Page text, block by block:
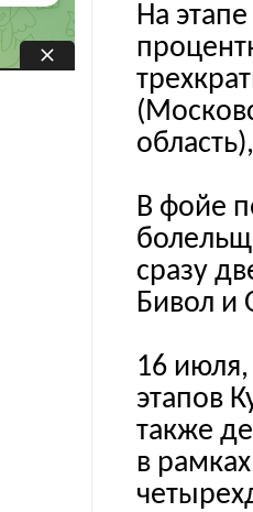
На
В фойе
сразу
Бивол и
16
этапов
также
в